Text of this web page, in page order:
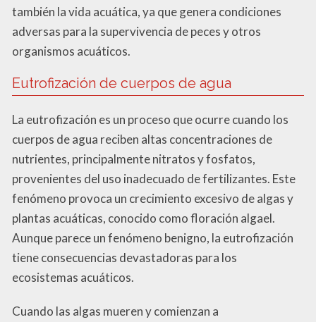
también la vida acuática, ya que genera condiciones
adversas para la supervivencia de peces y otros
organismos acuáticos.
Eutrofización de cuerpos de agua
La eutrofización es un proceso que ocurre cuando los
cuerpos de agua reciben altas concentraciones de
nutrientes, principalmente nitratos y fosfatos,
provenientes del uso inadecuado de fertilizantes. Este
fenómeno provoca un crecimiento excesivo de algas y
plantas acuáticas, conocido como floración algael.
Aunque parece un fenómeno benigno, la eutrofización
tiene consecuencias devastadoras para los
ecosistemas acuáticos.
Cuando las algas mueren y comienzan a